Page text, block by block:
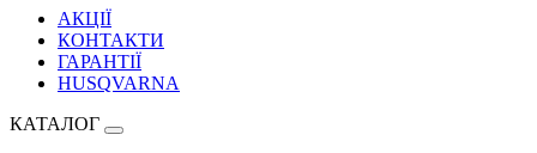
АКЦІЇ
КОНТАКТИ
ГАРАНТІЇ
HUSQVARNA
КАТАЛОГ